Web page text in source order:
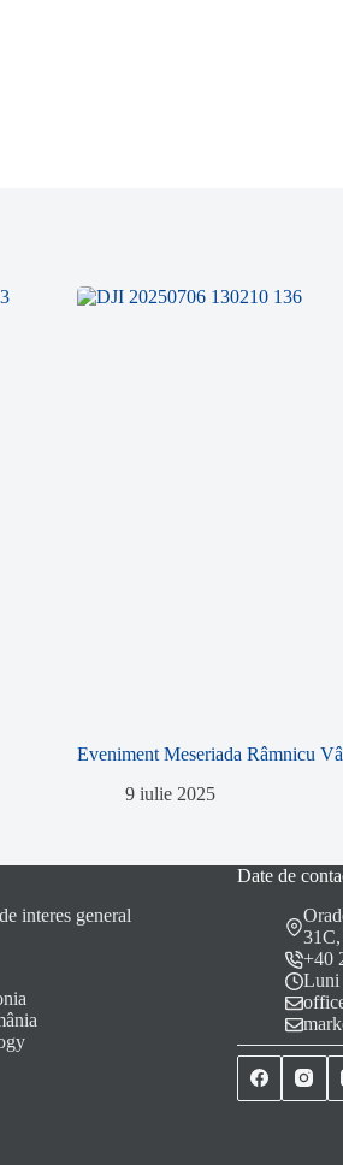
Eveniment Meseriada Râmnicu
9 iulie 2025
interes general
Date de
+40
Luni